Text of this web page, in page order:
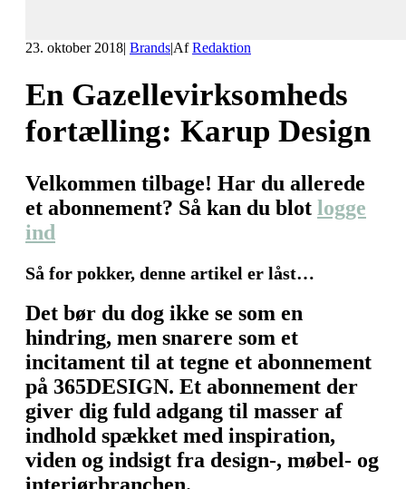
23. oktober 2018| Brands|AfRedaktion
En Gazellevirksomheds
fortælling: Karup Design
Velkommen tilbage! Har du allerede
et abonnement? Så kan du blot logge
ind
Så for pokker, denne artikel er låst…
Det bør du dog ikke se som en
hindring, men snarere som et
incitament til at tegne et abonnement
på 365DESIGN. Et abonnement der
giver dig fuld adgang til masser af
indhold spækket med inspiration,
viden og indsigt fra design-, møbel- og